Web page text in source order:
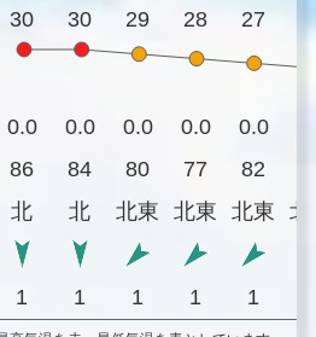
30 30 29 28 27
0.0 0.0 0.0 0.0 0.0
86
84 80 77 82
北
北 北東 北東 北東 北
1 1 1 1 1